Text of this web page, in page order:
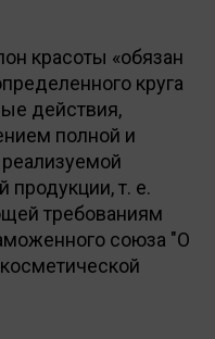
красоты «обязан
круга
действия,
полной и
т. е.
требованиям
союза "О